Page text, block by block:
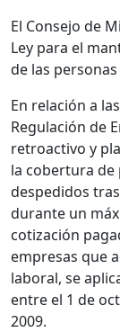
El Consejo de
Ley para el
de las
En relación a
Regulación de
retroactivo y
la cobertura de
despedidos
durante un
cotización
empresas que
laboral, se
entre el 1 de
2009.